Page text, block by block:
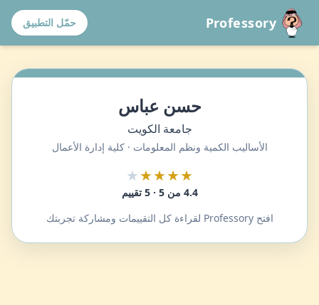
Professory حمّل التطبيق
حسن عباس
جامعة الكويت
الأساليب الكمية ونظم المعلومات · كلية إدارة الأعمال
★★★★
★
4.4 من 5 · 5 تقييم
افتح Professory لقراءة كل التقييمات ومشاركة تجربتك